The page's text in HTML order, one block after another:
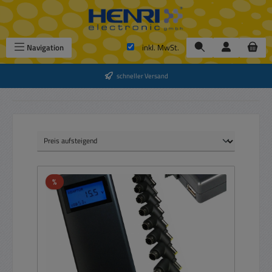
Zum Hauptinhalt springen
Navigation inkl. MwSt.
schneller Versand
%Rabatt